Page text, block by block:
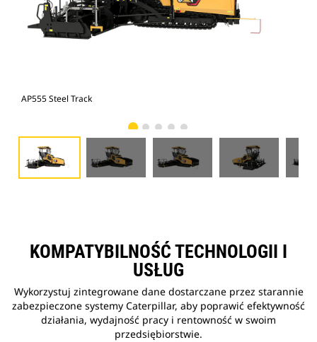
AP555 Steel Track
KOMPATYBILNOŚĆ TECHNOLOGII I
USŁUG
Wykorzystuj zintegrowane dane dostarczane przez starannie
zabezpieczone systemy Caterpillar, aby poprawić efektywność
działania, wydajność pracy i rentowność w swoim
przedsiębiorstwie.